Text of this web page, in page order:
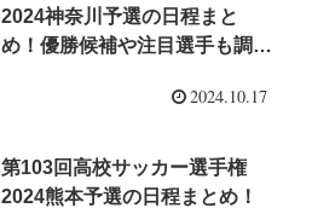
2024神奈川予選の日程まと
め！優勝候補や注目選手も調
2024.10.17
第103回高校サッカー選手権
2024熊本予選の日程まとめ！